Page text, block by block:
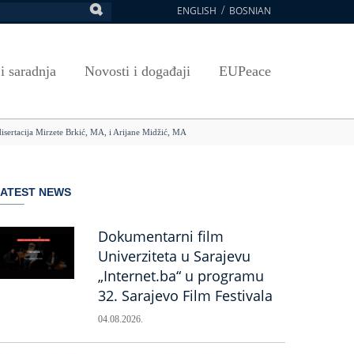
ENGLISH BOSNIAN
UNSA
Plan javnih nabavki
Javne nabavke organizacionih jedinica
TRAIN
učenja
E-Prijava za ispite
saradnja
Umjetnost, kultura i sport
Publikacije
Novosti i događaji EUPeace
Mirzete Brkić, MA, i Arijane Midžić, MA
NEWS
Dokumentarni film
Univerziteta u Sarajevu
„Internet.ba“ u programu
32. Sarajevo Film Festivala
04.08.2026.